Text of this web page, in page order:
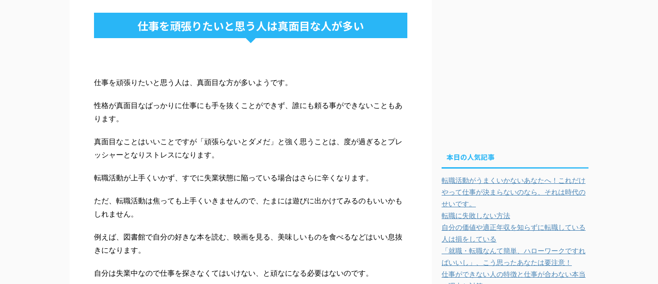
仕事を頑張りたいと思う人は真面目な人が多い
仕事を頑張りたいと思う人は、真面目な方が多いようです。
性格が真面目なばっかりに仕事にも手を抜くことができず、誰にも頼る事ができないこともあ
ります。
真面目なことはいいことですが「頑張らないとダメだ」と強く思うことは、度が過ぎるとプレ
ッシャーとなりストレスになります。
転職活動が上手くいかず、すでに失業状態に陥っている場合はさらに辛くなります。
ただ、転職活動は焦っても上手くいきませんので、たまには遊びに出かけてみるのもいいかも
しれません。
例えば、図書館で自分の好きな本を読む、映画を見る、美味しいものを食べるなどはいい息抜
きになります。
自分は失業中なので仕事を探さなくてはいけない、と頑なになる必要はないのです。
本日の人気記事
転職活動がうまくいかないあなたへ！これだけ
やって仕事が決まらないのなら、それは時代の
せいです。
転職に失敗しない方法
自分の価値や適正年収を知らずに転職している
人は損をしている
「就職・転職なんて簡単、ハローワークですれ
ばいいし」、こう思ったあなたは要注意！
仕事ができない人の特徴と仕事が合わない本当